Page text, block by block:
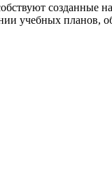
созданные
учебных планов,